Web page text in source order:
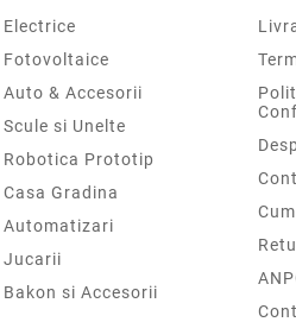
Electrice
Fotovoltaice
Auto & Accesorii
Scule si Unelte
Robotica Prototip
Casa Gradina
Automatizari
Jucarii
Bakon si Accesorii